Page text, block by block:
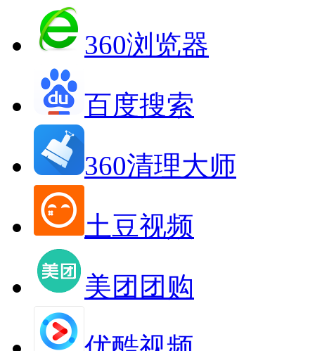
360浏览器
百度搜索
360清理大师
土豆视频
美团团购